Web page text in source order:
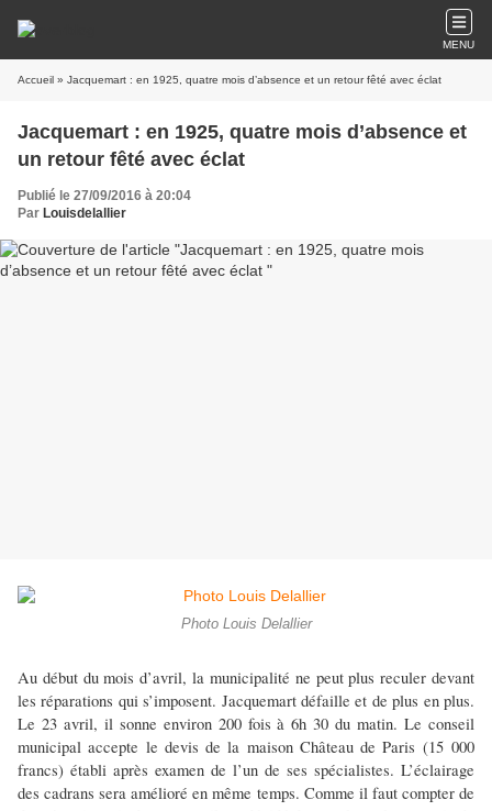
MENU
Accueil » Jacquemart : en 1925, quatre mois d’absence et un retour fêté avec éclat
Jacquemart : en 1925, quatre mois d’absence et
un retour fêté avec éclat
Publié le 27/09/2016 à 20:04
Par Louisdelallier
Photo Louis Delallier
Au début du mois d’avril, la municipalité ne peut plus reculer devant
les réparations qui s’imposent. Jacquemart défaille et de plus en plus.
Le 23 avril, il sonne environ 200 fois à 6h 30 du matin. Le conseil
municipal accepte le devis de la maison Château de Paris (15 000
francs) établi après examen de l’un de ses spécialistes. L’éclairage
des cadrans sera amélioré en même temps. Comme il faut compter de